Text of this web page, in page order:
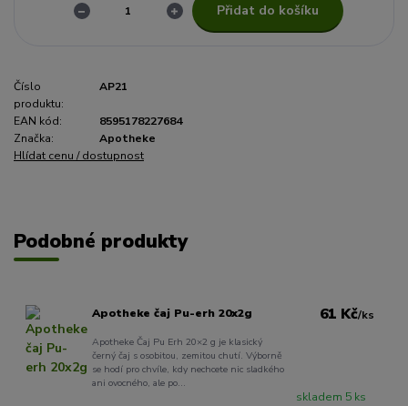
Přidat do košíku
Číslo
produktu:
AP21
EAN kód:
8595178227684
Značka:
Apotheke
Hlídat cenu / dostupnost
Podobné produkty
Apotheke čaj Pu-erh 20x2g
Apotheke Čaj Pu Erh 20×2 g je klasický
černý čaj s osobitou, zemitou chutí. Výborně
se hodí pro chvíle, kdy nechcete nic sladkého
ani ovocného, ale po...
61 Kč/ks
skladem 5 ks